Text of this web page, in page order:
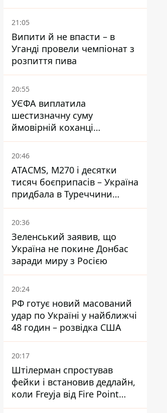
дітей, найменшій — три
місяці
21:05
Випити й не впасти – в
Уганді провели чемпіонат з
розпиття пива
20:55
УЄФА виплатила
шестизначну суму
ймовірній коханці
Інфантіно - The Telegraph
20:46
ATACMS, M270 і десятки
тисяч боєприпасів – Україна
придбала в Туреччини
потужний пакет озброєння
20:36
Зеленський заявив, що
Україна не покине Донбас
заради миру з Росією
20:24
РФ готує новий масований
удар по Україні у найближчі
48 годин – розвідка США
20:17
Штілерман спростував
фейки і встановив дедлайн,
коли Freyja від Fire Point
повноцінно запрацює проти